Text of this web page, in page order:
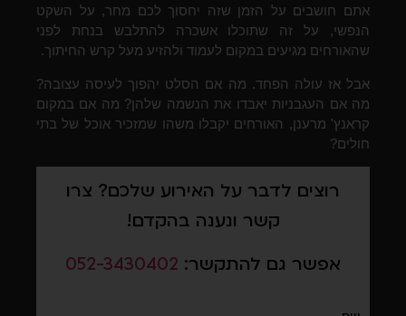
אתם חושבים על הזמן שזה יחסוך לכם מחר, על השקט
הנפשי, על זה שתוכלו אשכרה להתלבש בנחת לפני
שהאורחים מגיעים במקום לעמוד ולהזיע מעל קרש החיתוך.
אבל אז עולה הפחד. מה אם הסלט יהפוך לעיסה עצובה?
מה אם העגבניות יאבדו את הנשמה שלהן? מה אם במקום
קראנץ' מרענן, האורחים יקבלו משהו שמזכיר אוכל של בתי
חולים?
רוצים לדבר על האירוע שלכם? צרו
קשר ונענה בהקדם!
אפשר גם להתקשר: 052-3430402